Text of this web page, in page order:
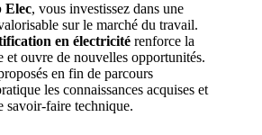
Elec, vous investissez dans une
sur le marché du travail.
en électricité renforce la
ouvre de nouvelles opportunités.
en fin de parcours
les connaissances acquises et
savoir-faire technique.